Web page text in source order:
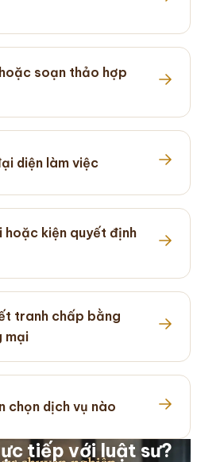
soạn thảo hợp
diện làm việc
hoặc kiện quyết định
tranh chấp bằng
mại
chọn dịch vụ nào
tiếp với luật sư?